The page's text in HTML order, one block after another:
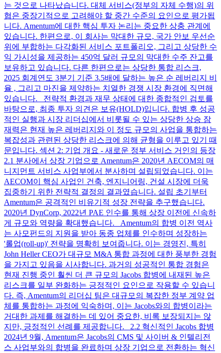
는 것으로 나타났습니다. 대체 서비스(정부의 자체 수행)의 위
협은 중장기적으로 고려해야 할 중간 수준의 요인으로 평가됩
니다. Amentum에 대한 핵심 투자 논리는 중요한 상충 관계에
있습니다. 한편으로, 이 회사는 막대한 규모, 국가 안보 우선순
위에 부합하는 다각화된 서비스 포트폴리오, 그리고 상당한 수
익 가시성을 제공하는 450억 달러 규모의 막대한 수주 잔고를
보유하고 있습니다. 다른 한편으로는 상당한 통합 리스크,
2025 회계연도 3분기 기준 3.5배에 달하는 높은 순 레버리지 비
율 , 그리고 마진을 제약하는 치열한 경쟁 시장 환경에 직면해
있습니다. 전략적 환경과 재무 상태에 대한 종합적인 검토를
바탕으로, 최종 투자 의견은 보유(HOLD)입니다. 합병 후 성공
적인 실행과 시장 리더십에서 비롯될 수 있는 상당한 상승 잠
재력은 현재 높은 레버리지와 이 정도 규모의 사업을 통합하는
복잡성과 관련된 상당한 리스크에 의해 균형을 이루고 있기 때
문입니다. 섹션 2: 기업 개요 - 새로운 정부 서비스 거인의 등장
2.1 분사에서 상장 기업으로 Amentum은 2020년 AECOM의 매
니지먼트 서비스 사업부에서 분사하며 설립되었습니다. 이는
AECOM이 핵심 사업인 건축, 엔지니어링, 건설 시장에 더욱
집중하기 위한 전략적 결정의 결과였습니다. 설립 초기부터
Amentum은 공격적인 비유기적 성장 전략을 추구했습니다.
2020년 DynCorp, 2022년 PAE 인수를 통해 상장 이전에 신속하
게 규모와 역량을 확대했습니다. Amentum의 합병 이전 역사
는 사모펀드의 지원을 받아 동종 업체를 인수하며 성장하는
'롤업(roll-up)' 전략을 명확히 보여줍니다. 이는 경영진, 특히
John Heller CEO가 대규모 M&A 통합 과정에 대한 풍부한 경험
을 가지고 있음을 시사합니다. 과거의 성공적인 통합 경험은
현재 진행 중인 훨씬 더 큰 규모의 Jacobs 합병에 내재된 높은
리스크를 일부 완화하는 긍정적인 요인으로 작용할 수 있습니
다. 즉, Amentum의 리더십 팀은 대규모의 복잡한 정부 계약 업
체를 통합하는 과정에 익숙하며, 이는 Jacobs와의 합병이라는
거대한 과제를 해결하는 데 있어 중요한, 비록 보장되지는 않
지만, 긍정적인 선례를 제공합니다. 2.2 혁신적인 Jacobs 합병
2024년 9월, Amentum은 Jacobs의 CMS 및 사이버 & 인텔리전
스 사업부와의 합병을 완료하며 상장 기업으로 전환하는 혁신